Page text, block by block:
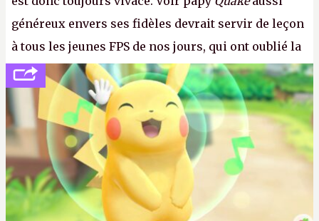
généreux envers ses fidèles devrait servir de leçon
à tous les jeunes FPS de nos jours, qui ont oublié la
politesse et le respect envers leurs joueurs et les
anciens. Il leur faudrait une bonne guerre des
consoles à ces petits cons !